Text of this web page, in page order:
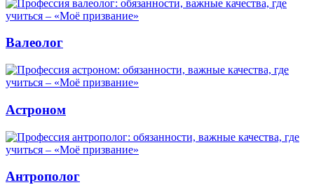
Валеолог
Астроном
Антрополог